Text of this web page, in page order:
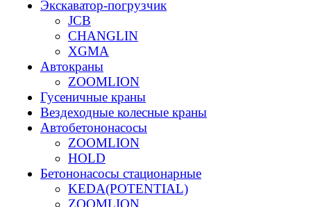
Экскаватор-погрузчик
JCB
CHANGLIN
XGMA
Автокраны
ZOOMLION
Гусеничные краны
Вездеходные колесные краны
Автобетононасосы
ZOOMLION
HOLD
Бетононасосы стационарные
KEDA(POTENTIAL)
ZOOMLION